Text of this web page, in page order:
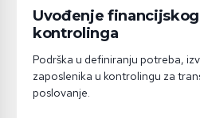
Uvođenje
kontrolinga
Podrška u definiranju potreba,
zaposlenika u kontrolingu za
poslovanje.